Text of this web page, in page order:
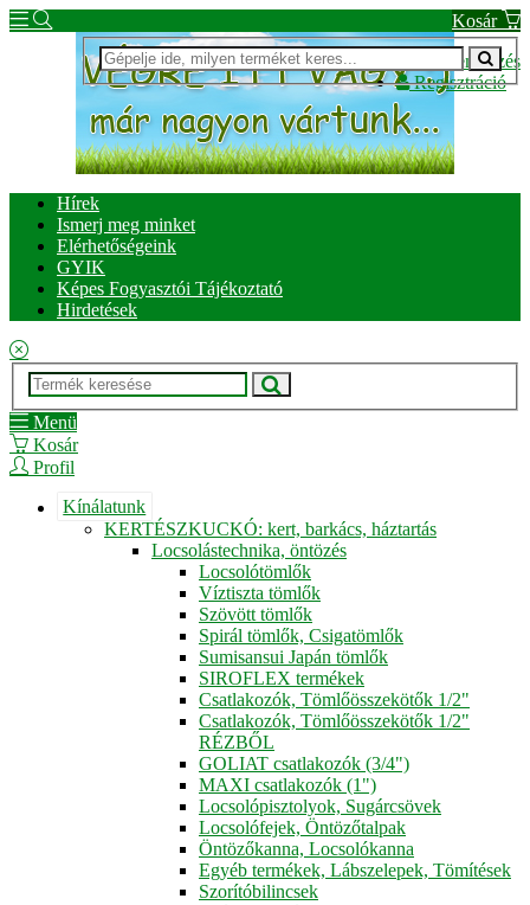
Kosár
Bejelentkezés
Regisztráció
Hírek
Ismerj meg minket
Elérhetőségeink
GYIK
Képes Fogyasztói Tájékoztató
Hirdetések
Menü
Kosár
Profil
Kínálatunk
KERTÉSZKUCKÓ: kert, barkács, háztartás
Locsolástechnika, öntözés
Locsolótömlők
Víztiszta tömlők
Szövött tömlők
Spirál tömlők, Csigatömlők
Sumisansui Japán tömlők
SIROFLEX termékek
Csatlakozók, Tömlőösszekötők 1/2"
Csatlakozók, Tömlőösszekötők 1/2"
RÉZBŐL
GOLIAT csatlakozók (3/4")
MAXI csatlakozók (1")
Locsolópisztolyok, Sugárcsövek
Locsolófejek, Öntözőtalpak
Öntözőkanna, Locsolókanna
Egyéb termékek, Lábszelepek, Tömítések
Szorítóbilincsek